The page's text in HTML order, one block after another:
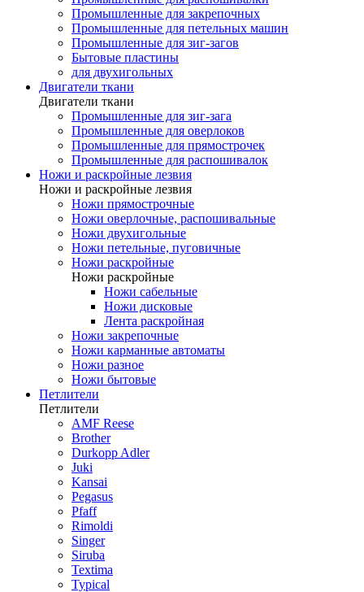
Промышленные для закрепочных
Промышленные для петельных машин
Промышленные для зиг-загов
Бытовые пластины
для двухигольных
Двигатели ткани
Двигатели ткани
Промышленные для зиг-зага
Промышленные для оверлоков
Промышленные для прямострочек
Промышленные для распошивалок
Ножи и раскройные лезвия
Ножи и раскройные лезвия
Ножи прямострочные
Ножи оверлочные, распошивальные
Ножи двухигольные
Ножи петельные, пуговичные
Ножи раскройные
Ножи раскройные
Ножи сабельные
Ножи дисковые
Лента раскройная
Ножи закрепочные
Ножи карманные автоматы
Ножи разное
Ножи бытовые
Петлители
Петлители
AMF Reese
Brother
Durkopp Adler
Juki
Kansai
Pegasus
Pfaff
Rimoldi
Singer
Siruba
Textima
Typical